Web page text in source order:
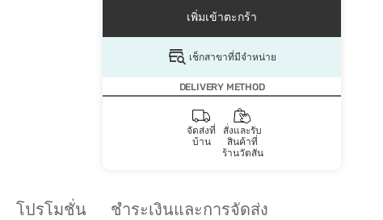
เพิ่มเข้าตะกร้า
เช็กสาขาที่มีจำหน่าย
DELIVERY METHOD
จัดส่งที่
บ้าน
สั่งและรับ
สินค้าที่
ร้านวัตสัน
โปรโมชั่น ชำระเงินและการจัดส่ง